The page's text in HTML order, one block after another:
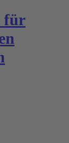
für